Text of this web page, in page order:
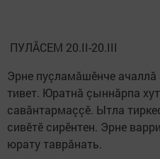
ПУЛĂСЕМ 20.II-20.III
Эрне пуçламăшӗнче
тивет. Юратнă çыннăрпа
савăнтармаççӗ. Ытла
сивӗтӗ сирӗнтен. Эрне
юрату таврăнать.